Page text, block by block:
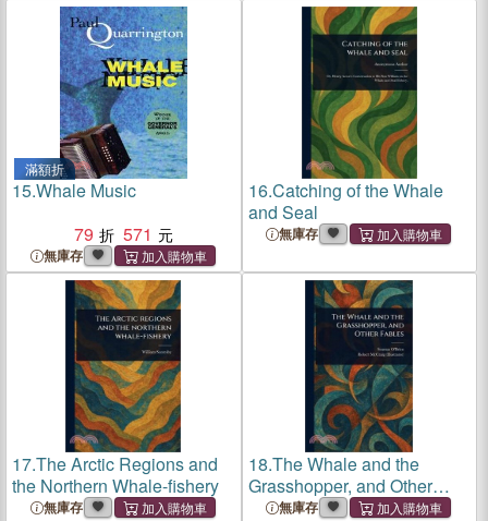
滿額折
15.Whale Music
79
571
無庫存
16.Catching of the Whale
and Seal
無庫存
17.The Arctic Regions and
the Northern Whale-fishery
無庫存
18.The Whale and the
Grasshopper, and Other
Fables無庫存